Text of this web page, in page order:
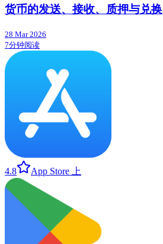
货币的发送、接收、质押与兑换
28 Mar 2026
7分钟阅读
4.8 App Store 上